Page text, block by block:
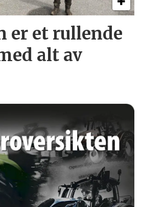
er et rullende
alt av